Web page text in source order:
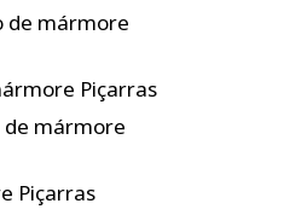
de mármore
Piçarras
mármore
Piçarras